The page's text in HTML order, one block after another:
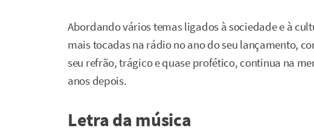
Abordando vários temas ligados à sociedade e à
mais tocadas na rádio no ano do seu lançamento,
seu refrão, trágico e quase profético, continua na
anos depois.
Letra da música